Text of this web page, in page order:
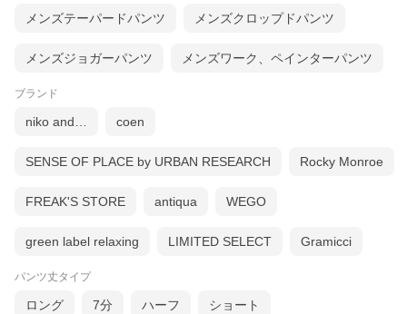
メンズテーパードパンツ メンズクロップドパンツ
メンズジョガーパンツ メンズワーク、ペインターパンツ
ブランド
niko and… coen
SENSE OF PLACE by URBAN RESEARCH Rocky Monroe
FREAK'S STORE antiqua WEGO
green label relaxing LIMITED SELECT Gramicci
パンツ丈タイプ
ロング 7分 ハーフ ショート